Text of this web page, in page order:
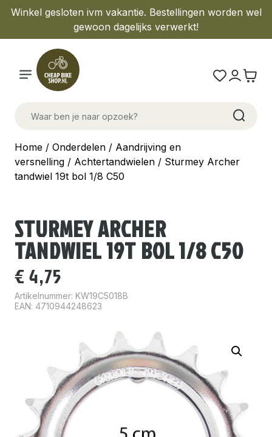
Winkel gesloten ivm vakantie. Bestellingen worden wel
gewoon dagelijks verwerkt!
Home / Onderdelen / Aandrijving en
versnelling / Achtertandwielen / Sturmey Archer
tandwiel 19t bol 1/8 C50
STURMEY ARCHER
TANDWIEL 19T BOL 1/8 C50
€ 4,75
Artikelnummer: KW19C5018B
EAN: 4710944248623